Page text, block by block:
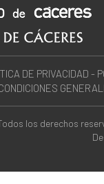
DE PRIVACIDAD -
los derechos